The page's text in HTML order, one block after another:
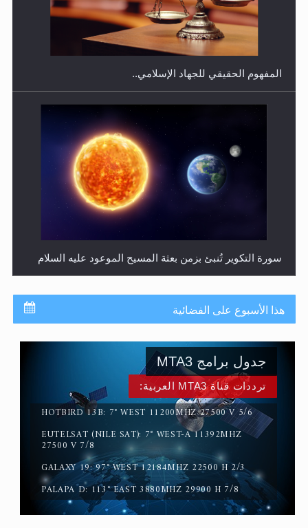
الأنابيب وتحديد جنس المولود..
سورة التكوير تُنبئ بزمن بعثة المسيح الموعود عليه السلام
القرآن قاضٍ وحكمٌ على السنة ومهيمنٌ عليها.. ليس العكس
هذا الأسبوع على الفضائية
ترددات قناة MTA3 العربية:
HOTBIRD 13B: 7° WEST 11200MHZ 27500 V 5/6
EUTELSAT (NILE SAT): 7° WEST-A 11392MHZ
27500 V 7/8
GALAXY 19: 97° WEST 12184MHZ 22500 H 2/3
PALAPA D: 113° EAST 3880MHZ 29900 H 7/8
خطب الجمعة الأخيرة